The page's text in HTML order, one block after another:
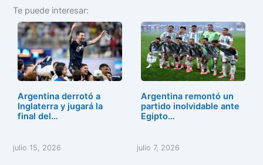
c
e
b
o
o
k
st
o
d
o
n
ai
l
m
p
ar
tir
Te puede interesar:
Argentina derrotó a
Inglaterra y jugará la
final del…
julio 15, 2026
Argentina remontó un
partido inolvidable ante
Egipto…
julio 7, 2026